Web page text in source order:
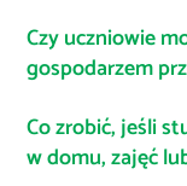
Czy uczniowie
gospodarzem
Co zrobić, jeśli
w domu, zajęć